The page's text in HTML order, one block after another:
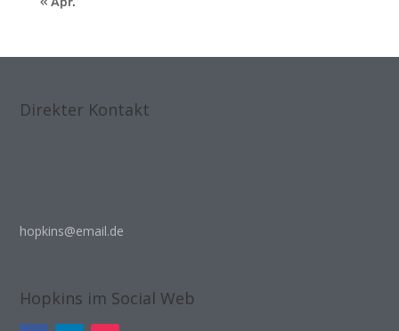
Direkter Kontakt
hopkins@email.de
Hopkins im Social Web